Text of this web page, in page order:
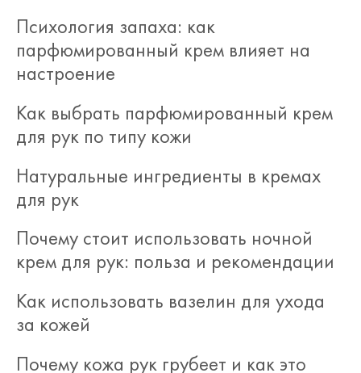
Психология запаха: как
парфюмированный крем влияет на
настроение
Как выбрать парфюмированный крем
для рук по типу кожи
Натуральные ингредиенты в кремах
для рук
Почему стоит использовать ночной
крем для рук: польза и рекомендации
Как использовать вазелин для ухода
за кожей
Почему кожа рук грубеет и как это